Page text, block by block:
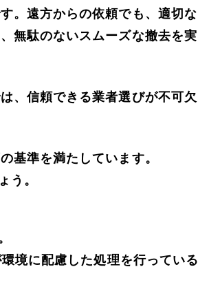
。遠方からの依頼でも、適切な
無駄のないスムーズな撤去を実
、信頼できる業者選びが不可欠
基準を満たしています。
う。
境に配慮した処理を行っている